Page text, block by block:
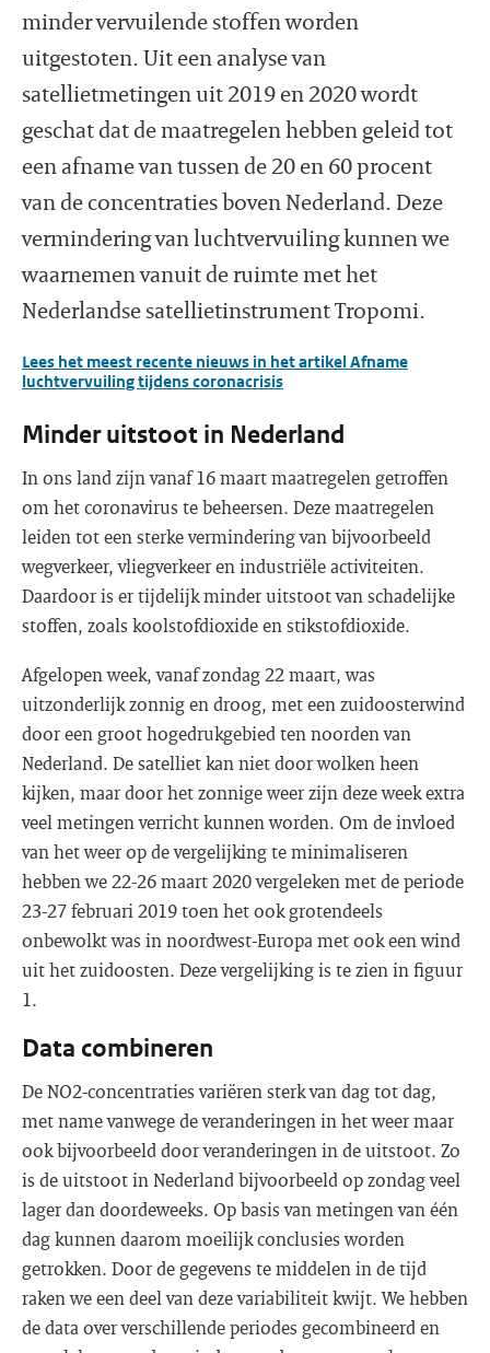
minder vervuilende stoffen worden
uitgestoten. Uit een analyse van
satellietmetingen uit 2019 en 2020 wordt
geschat dat de maatregelen hebben geleid tot
een afname van tussen de 20 en 60 procent
van de concentraties boven Nederland. Deze
vermindering van luchtvervuiling kunnen we
waarnemen vanuit de ruimte met het
Nederlandse satellietinstrument Tropomi.
Lees het meest recente nieuws in het artikel Afname
luchtvervuiling tijdens coronacrisis
Minder uitstoot in Nederland
In ons land zijn vanaf 16 maart maatregelen getroffen
om het coronavirus te beheersen. Deze maatregelen
leiden tot een sterke vermindering van bijvoorbeeld
wegverkeer, vliegverkeer en industriële activiteiten.
Daardoor is er tijdelijk minder uitstoot van schadelijke
stoffen, zoals koolstofdioxide en stikstofdioxide.
Afgelopen week, vanaf zondag 22 maart, was
uitzonderlijk zonnig en droog, met een zuidoosterwind
door een groot hogedrukgebied ten noorden van
Nederland. De satelliet kan niet door wolken heen
kijken, maar door het zonnige weer zijn deze week extra
veel metingen verricht kunnen worden. Om de invloed
van het weer op de vergelijking te minimaliseren
hebben we 22-26 maart 2020 vergeleken met de periode
23-27 februari 2019 toen het ook grotendeels
onbewolkt was in noordwest-Europa met ook een wind
uit het zuidoosten. Deze vergelijking is te zien in figuur
1.
Data combineren
De NO2-concentraties variëren sterk van dag tot dag,
met name vanwege de veranderingen in het weer maar
ook bijvoorbeeld door veranderingen in de uitstoot. Zo
is de uitstoot in Nederland bijvoorbeeld op zondag veel
lager dan doordeweeks. Op basis van metingen van één
dag kunnen daarom moeilijk conclusies worden
getrokken. Door de gegevens te middelen in de tijd
raken we een deel van deze variabiliteit kwijt. We hebben
de data over verschillende periodes gecombineerd en